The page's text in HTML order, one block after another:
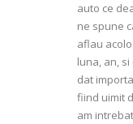
auto ce
ne spune
aflau
luna, an,
dat
fiind uimit
am